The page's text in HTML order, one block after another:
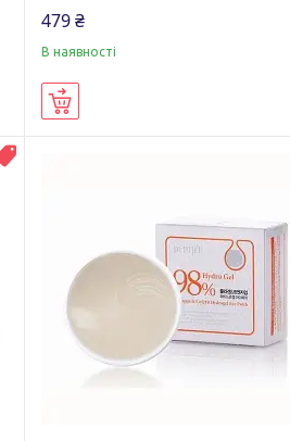
479 ₴
В наявності